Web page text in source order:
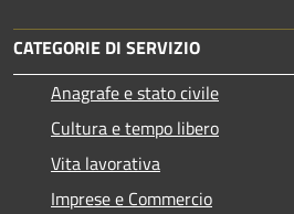
CATEGORIE DI SERVIZIO
Anagrafe e stato civile
Cultura e tempo libero
Vita lavorativa
Imprese e Commercio